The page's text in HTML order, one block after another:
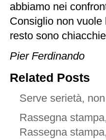
abbiamo nei
Consiglio non
resto sono
Pier Ferdinando
Related Posts
Serve serietà,
Rassegna
Rassegna